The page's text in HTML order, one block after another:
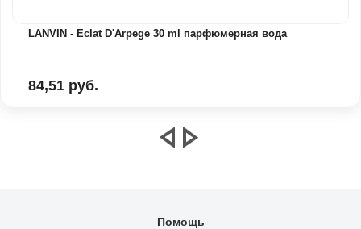
LANVIN - Eclat D'Arpege 30 ml парфюмерная вода
84,51 руб.
Помощь